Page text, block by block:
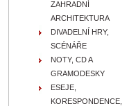
ZAHRADNÍ
ARCHITEKTURA
DIVADELNÍ HRY,
SCÉNÁŘE
NOTY, CD A
GRAMODESKY
ESEJE,
KORESPONDENCE,